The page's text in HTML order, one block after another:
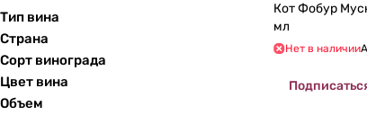
Тип вина
Страна
Сорт винограда
Цвет вина
Объем
Кот Фобур
мл
Нет в наличии